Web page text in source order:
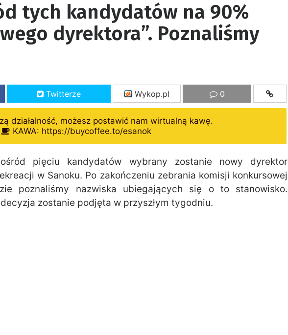
tych kandydatów na 90%
dyrektora”. Poznaliśmy
Twitterze Wykop.pl 0
działalność, możesz postawić nam wirtualną kawę.
KAWA: https://buycoffee.to/esanok
pięciu kandydatów wybrany zostanie nowy dyrektor
w Sanoku. Po zakończeniu zebrania komisji konkursowej
poznaliśmy nazwiska ubiegających się o to stanowisko.
zostanie podjęta w przyszłym tygodniu.